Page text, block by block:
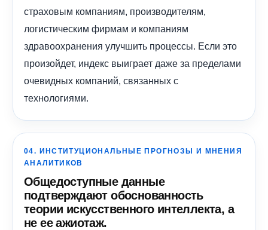
страховым компаниям, производителям,
логистическим фирмам и компаниям
здравоохранения улучшить процессы. Если это
произойдет, индекс выиграет даже за пределами
очевидных компаний, связанных с
технологиями.
04. ИНСТИТУЦИОНАЛЬНЫЕ ПРОГНОЗЫ И МНЕНИЯ
АНАЛИТИКОВ
Общедоступные данные
подтверждают обоснованность
теории искусственного интеллекта, а
не ее ажиотаж.